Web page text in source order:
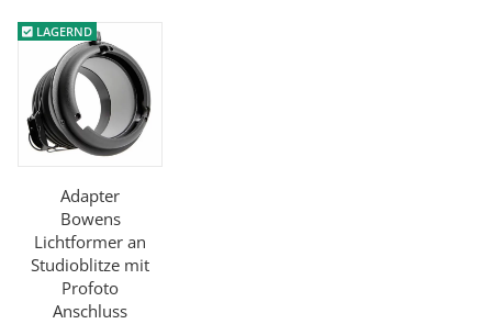
LAGERND
Adapter
Bowens
Lichtformer an
Studioblitze mit
Profoto
Anschluss